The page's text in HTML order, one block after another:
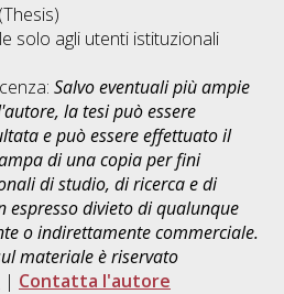
solo agli utenti istituzionali
Salvo eventuali più ampie
la tesi può essere
e può essere effettuato il
di una copia per fini
di studio, di ricerca e di
espresso divieto di qualunque
o indirettamente commerciale.
materiale è riservato
| Contatta l'autore